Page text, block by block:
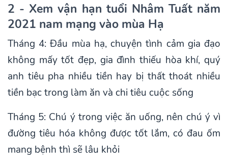
2 - Xem vận hạn tuổi Nhâm Tuất năm
2021 nam mạng vào mùa Hạ
Tháng 4: Đầu mùa hạ, chuyện tình cảm gia đạo
không mấy tốt đẹp, gia đình thiếu hòa khí, quý
anh tiêu pha nhiều tiền hay bị thất thoát nhiều
tiền bạc trong làm ăn và chi tiêu cuộc sống
Tháng 5: Chú ý trong việc ăn uống, nên chú ý vì
đường tiêu hóa không được tốt lắm, có đau ốm
mang bệnh thì sẽ lâu khỏi